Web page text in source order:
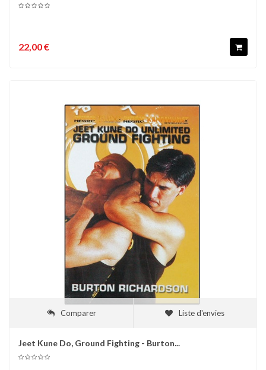
22,00 €
Comparer Liste d'envies
Jeet Kune Do, Ground Fighting - Burton...